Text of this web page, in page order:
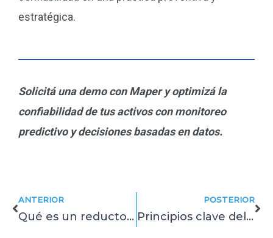
estratégica.
Solicitá una demo con Maper y optimizá la
confiabilidad de tus activos con monitoreo
predictivo y decisiones basadas en datos.
ANTERIOR
Qué es un reductor de velocidad y cómo prevenir sus fallas
POSTERIOR
Principios clave del análisis de vibraciones para detectar fallas